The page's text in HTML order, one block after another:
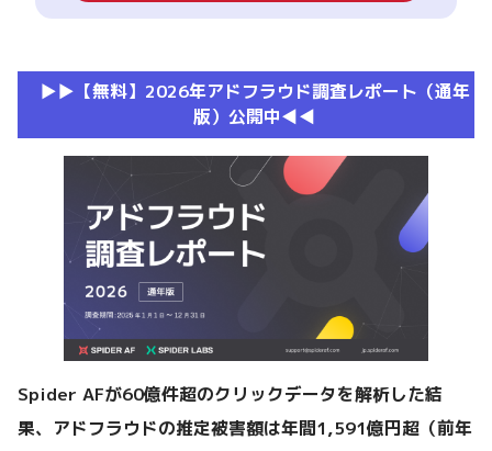
▶︎▶︎【無料】2026年アドフラウド調査レポート（通年
版）公開中◀︎◀︎
Spider AFが60億件超のクリックデータを解析した結
果、アドフラウドの推定被害額は年間1,591億円超（前年